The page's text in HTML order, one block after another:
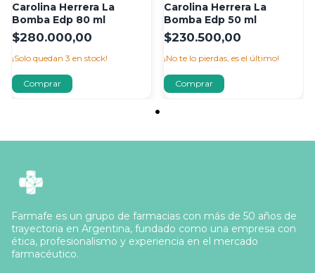
Carolina Herrera La
Bomba Edp 80 ml
$280.000,00
¡Solo quedan 3 en stock!
Carolina Herrera La
Bomba Edp 50 ml
$230.500,00
¡No te lo pierdas, es el último!
Farmafe es un grupo de farmacias con más de 50 años de
trayectoria en Argentina, fundado como una empresa con
ética, profesionalismo y experiencia en el mercado
farmacéutico.